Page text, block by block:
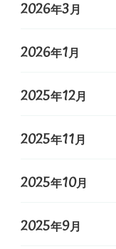
2026年3月
2026年1月
2025年12月
2025年11月
2025年10月
2025年9月